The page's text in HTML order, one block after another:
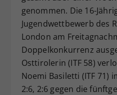
genommen. Die 16-
Jugendwettbewerb des
London am
Doppelkonkurrenz
Osttirolerin (ITF 58)
Noemi Basiletti (ITF 71)
2:6, 2:6 gegen die
Zweck
Dieser Wert
zufällig
historische
Webseiten-
hat.